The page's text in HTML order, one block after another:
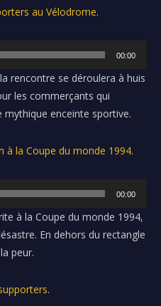
au Vélodrome.
00:00
rencontre se déroulera à huis
les commerçants qui
enceinte sportive.
à la Coupe du monde 1994.
00:00
à la Coupe du monde 1994,
En dehors du rectangle
peur.
.